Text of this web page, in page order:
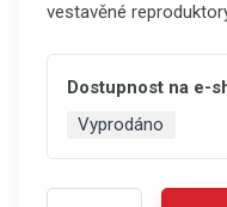
vestavěné
Dostupnost na e-
Vyprodáno